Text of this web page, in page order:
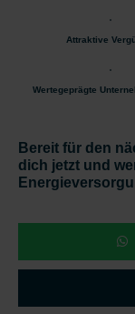
Attraktive
Wertegeprägte
Bereit für den
dich jetzt und